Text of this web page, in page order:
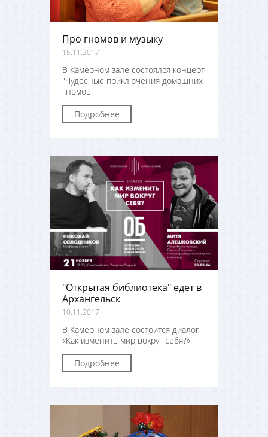
Про гномов и музыку
15.11.2017
В Камерном зале состоялся концерт
"Чудесные приключения домашних
гномов"
Подробнее
"Открытая библиотека" едет в
Архангельск
10.11.2017
В Камерном зале состоится диалог
«Как изменить мир вокруг себя?»
Подробнее